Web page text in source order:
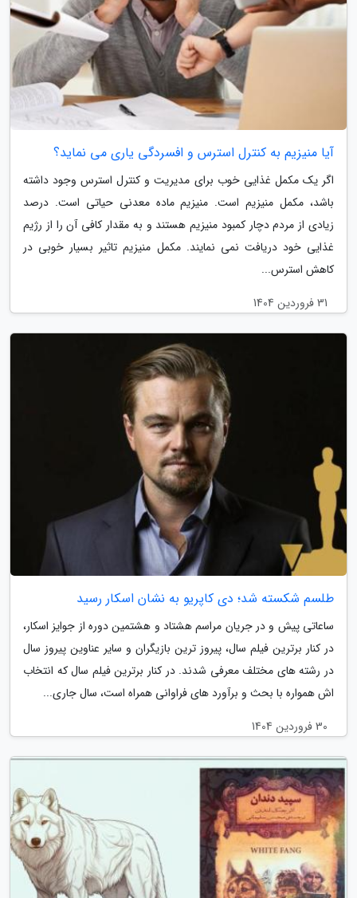
آیا منیزیم به کنترل استرس و افسردگی یاری می نماید؟
اگر یک مکمل غذایی خوب برای مدیریت و کنترل استرس وجود داشته
باشد، مکمل منیزیم است. منیزیم ماده معدنی حیاتی است. درصد
زیادی از مردم دچار کمبود منیزیم هستند و به مقدار کافی آن را از رژیم
غذایی خود دریافت نمی نمایند. مکمل منیزیم تاثیر بسیار خوبی در
کاهش استرس...
31 فروردین 1404
طلسم شکسته شد؛ دی کاپریو به نشان اسکار رسید
ساعاتی پیش و در جریان مراسم هشتاد و هشتمین دوره از جوایز اسکار،
در کنار برترین فیلم سال، پیروز ترین بازیگران و سایر عناوین پیروز سال
در رشته های مختلف معرفی شدند. در کنار برترین فیلم سال که انتخاب
اش همواره با بحث و برآورد های فراوانی همراه است، سال جاری...
30 فروردین 1404